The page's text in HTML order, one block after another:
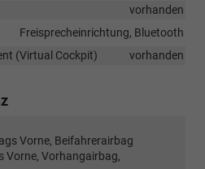
vorhanden
Freisprecheinrichtung, Bluetooth
(Virtual Cockpit)
vorhanden
Vorne, Beifahrerairbag
Vorne, Vorhangairbag,